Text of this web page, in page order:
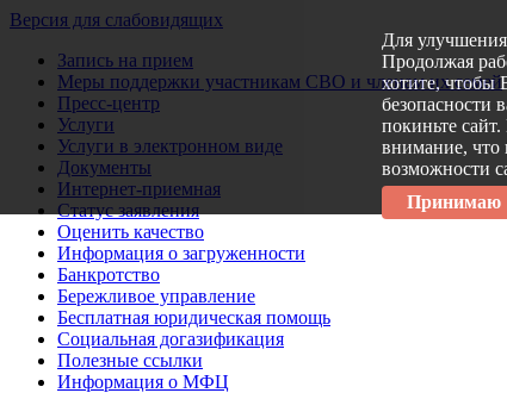
Версия для слабовидящих
Запись на прием
Меры поддержки участникам СВО и членам их семей
Пресс-центр
Услуги
Услуги в электронном виде
Документы
Интернет-приемная
Статус заявления
Оценить качество
Информация о загруженности
Банкротство
Бережливое управление
Бесплатная юридическая помощь
Социальная догазификация
Полезные ссылки
Информация о МФЦ
Для
Продолжая
хотите, чтобы
безопасности
покиньте
внимание, что
возможности
Принимаю